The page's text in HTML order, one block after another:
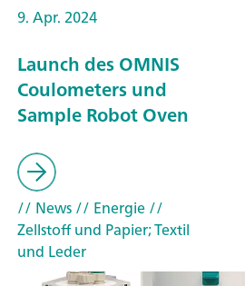
9. Apr. 2024
Launch des OMNIS
Coulometers und
Sample Robot Oven
// News// Energie//
Zellstoff und Papier; Textil
und Leder